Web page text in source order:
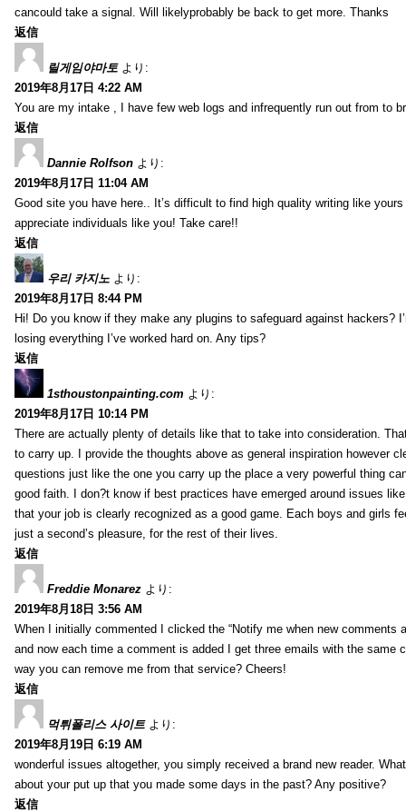
cancould take a signal. Will likelyprobably be back to get more. Thanks
返信
릴게임야마토 より:
2019年8月17日 4:22 AM
You are my intake , I have few web logs and infrequently run out from to
返信
Dannie Rolfson より:
2019年8月17日 11:04 AM
Good site you have here.. It’s difficult to find high quality writing like
appreciate individuals like you! Take care!!
返信
우리 카지노 より:
2019年8月17日 8:44 PM
Hi! Do you know if they make any plugins to safeguard against hackers?
losing everything I’ve worked hard on. Any tips?
返信
1sthoustonpainting.com より:
2019年8月17日 10:14 PM
There are actually plenty of details like that to take into consideration.
to carry up. I provide the thoughts above as general inspiration however
questions just like the one you carry up the place a very powerful thing
good faith. I don?t know if best practices have emerged around issues
that your job is clearly recognized as a good game. Each boys and girls
just a second’s pleasure, for the rest of their lives.
返信
Freddie Monarez より:
2019年8月18日 3:56 AM
When I initially commented I clicked the “Notify me when new comments
and now each time a comment is added I get three emails with the same
way you can remove me from that service? Cheers!
返信
먹튀폴리스 사이트 より:
2019年8月19日 6:19 AM
wonderful issues altogether, you simply received a brand new reader.
about your put up that you made some days in the past? Any positive?
返信